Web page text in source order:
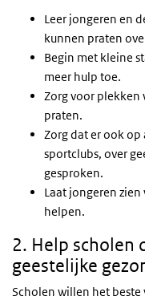
Leer jongeren en
kunnen praten
Begin met kleine
meer hulp toe.
Zorg voor plekken
praten.
Zorg dat er ook op
sportclubs, over
gesproken.
Laat jongeren
helpen.
2. Help scholen
geestelijke
Scholen willen het